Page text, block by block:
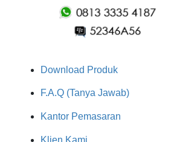
Download Produk
F.A.Q (Tanya Jawab)
Kantor Pemasaran
Klien Kami